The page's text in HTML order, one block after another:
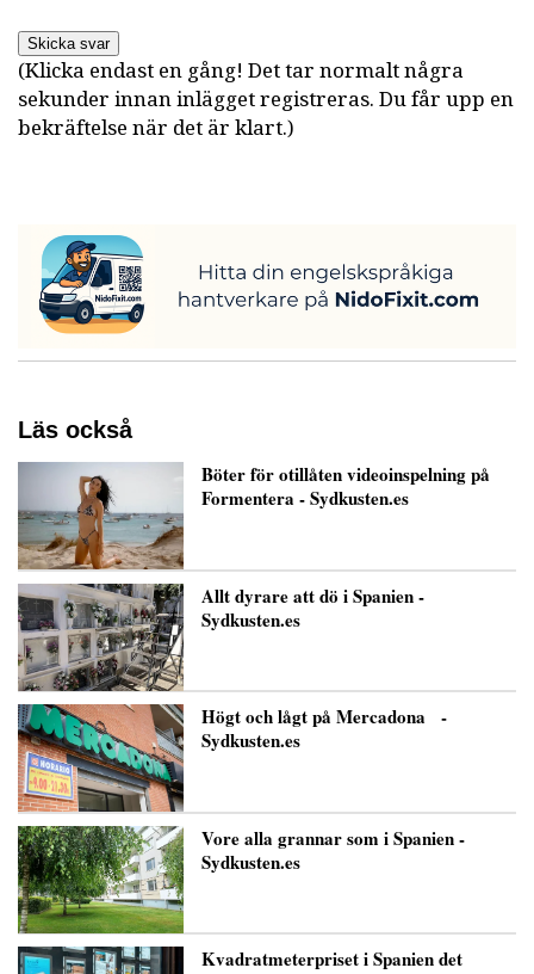
Skicka svar
(Klicka endast en gång! Det tar normalt några
sekunder innan inlägget registreras. Du får upp en
bekräftelse när det är klart.)